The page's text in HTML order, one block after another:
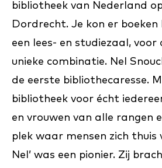
bibliotheek van Nederland
Dordrecht. Je kon er boeken
een lees- en studiezaal, voor
unieke combinatie. Nel
de eerste bibliothecaresse.
bibliotheek voor écht
en vrouwen van alle rangen
plek waar mensen zich thuis
Nel’ was een pionier. Zij